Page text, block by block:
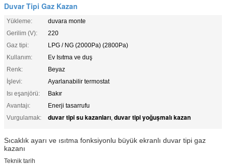
Duvar Tipi Gaz Kazan
Yükleme:
duvara monte
Gerilim (V):
220
Gaz tipi:
LPG / NG (2000Pa) (2800Pa)
Kullanım:
Ev Isıtma ve duş
Renk:
Beyaz
İşlevi:
Ayarlanabilir termostat
Isı eşanjörü:
Bakır
Avantajı:
Enerji tasarrufu
Vurgulamak:
duvar tipi su kazanları, duvar tipi yoğuşmalı kazan
Sıcaklık ayarı ve ısıtma fonksiyonlu büyük ekranlı duvar tipi gaz
kazanı
Teknik tarih